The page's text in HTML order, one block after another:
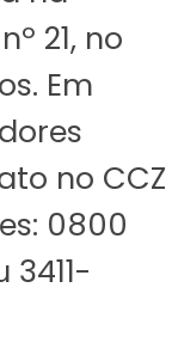
21, no
Em
no CCZ
0800